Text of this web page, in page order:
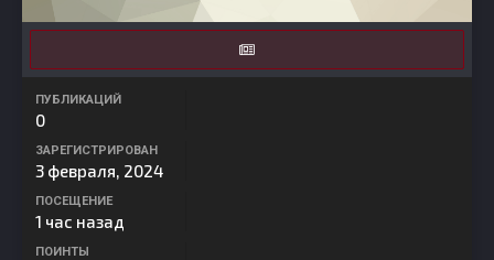
ПУБЛИКАЦИЙ
0
ЗАРЕГИСТРИРОВАН
3 февраля, 2024
ПОСЕЩЕНИЕ
1 час назад
ПОИНТЫ